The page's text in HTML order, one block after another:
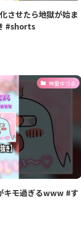
させたら地獄が始ま
#shorts
神童ゆづる
キモ過ぎるwww #す